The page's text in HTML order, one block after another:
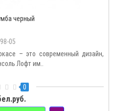
черный
05
– это современный дизайн,
Лофт им..
0